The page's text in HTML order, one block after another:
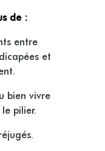
de :
entre
et
bien vivre
pilier.